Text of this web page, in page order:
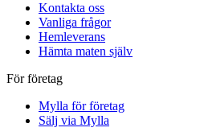
Kontakta oss
Vanliga frågor
Hemleverans
Hämta maten själv
För företag
Mylla för företag
Sälj via Mylla